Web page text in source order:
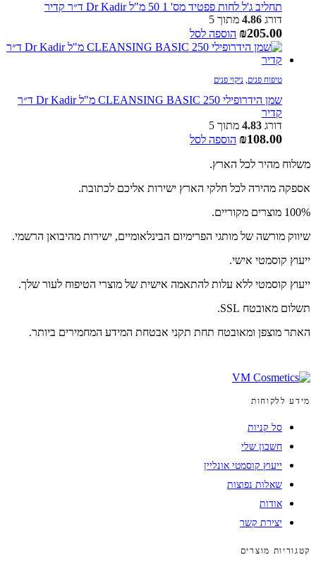
תחליב ג'ל לחות פפטיד מס' 1 50 מ"ל Dr Kadir ד״ר קדיר
דורג 4.86 מתוך 5
₪205.00 הוספה לסל
טיפוח פנים, ניקוי פנים
שמן הידרופילי CLEANSING BASIC 250 מ"ל Dr Kadir ד״ר
קדיר
דורג 4.83 מתוך 5
₪108.00 הוספה לסל
משלוח מהיר לכל הארץ.
אספקה מהירה לכל חלקי הארץ ישירות אליכם לכתובת.
100% מוצרים מקוריים.
שיווק מורשה של מותגי הפרימיום הבינלאומיים, ישירות מהיבואן הרשמי.
ייעוץ קוסמטי אישי.
ייעוץ קוסמטי ללא עלות להתאמה אישית של מוצרי הטיפוח לעור שלך.
תשלום מאובטח SSL.
האתר מוצפן ומאובטח תחת תקני אבטחת המידע המחמירים ביותר.
מידע ללקוחות
סל קניות
חשבון שלי
ייעוץ קוסמטי אונליין
שאלות נפוצות
אודות
יצירת קשר
קטגוריות מוצרים